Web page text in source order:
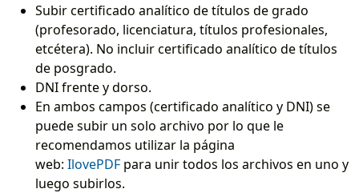
Subir certificado analítico de títulos de grado
(profesorado, licenciatura, títulos profesionales,
etcétera). No incluir certificado analítico de títulos
de posgrado.
DNI frente y dorso.
En ambos campos (certificado analítico y DNI) se
puede subir un solo archivo por lo que le
recomendamos utilizar la página
web: IlovePDF para unir todos los archivos en uno y
luego subirlos.